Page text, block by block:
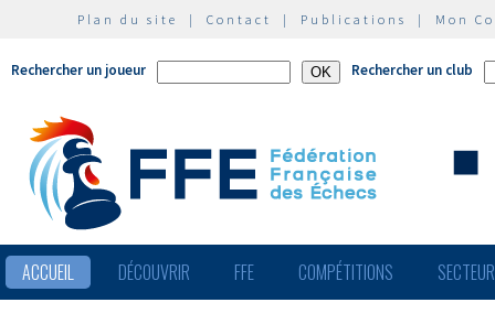
Plan du site | Contact | Publications | Mon
Rechercher un joueur Rechercher un club
ACCUEIL DÉCOUVRIR FFE COMPÉTITIONS